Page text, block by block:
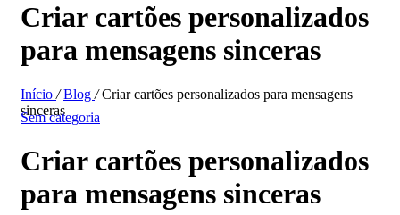
Criar cartões personalizados
para mensagens sinceras
Início /Blog /Criar cartões personalizados para mensagens
sinceras
Sem categoria
Criar cartões personalizados
para mensagens sinceras